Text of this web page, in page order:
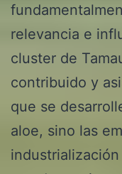
relevancia e
cluster de
contribuido y
que se
aloe, sino las